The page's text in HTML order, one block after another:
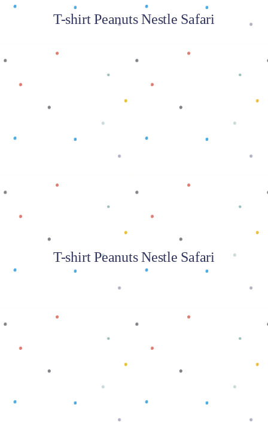
T-shirt Peanuts Nestle Safari
Baca selengkapnya
T-shirt Peanuts Nestle Safari
Baca selengkapnya